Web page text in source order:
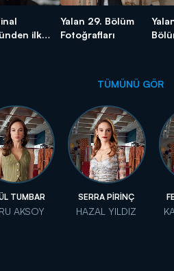
ilk
Yalan 29. Bölüm
Fotoğrafları
TÜMÜNÜ GÖR
TUMBAR
AKSOY
SERRA PİRİNÇ
HAZAL YILDIZ